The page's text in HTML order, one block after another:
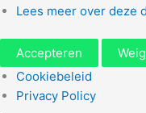
Lees meer over deze
Accepteren
Cookiebeleid
Privacy Policy